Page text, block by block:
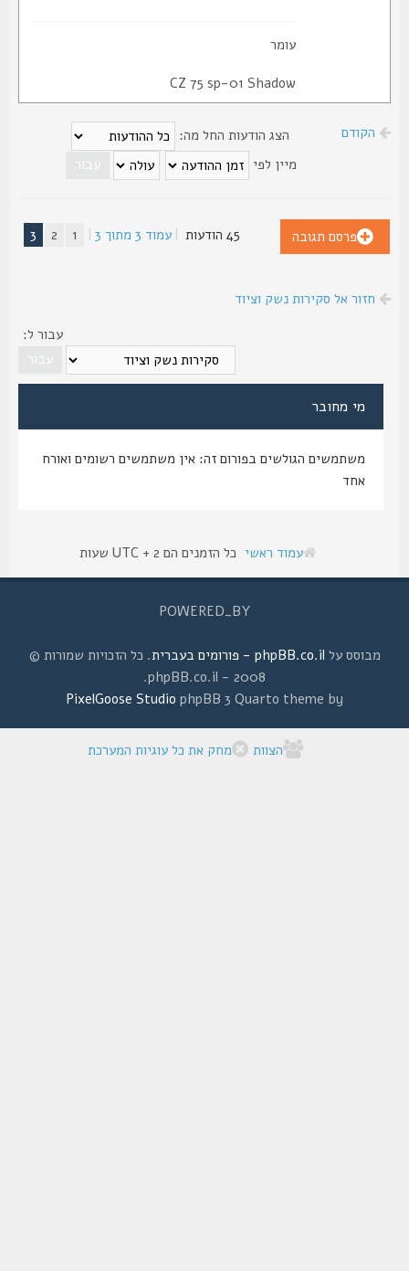
CZ 75 sp-01 Shadow
הקודם
הצג הודעות החל מה:
מיין לפי
פרסם תגובה |עמוד3מתוך3
|
1
חזור אל סקירות נשק וציוד
עבור ל:
מי מחובר
משתמשים הגולשים בפורום זה: אין משתמשים רשומים ואורח
עמוד ראשי כל הזמנים הם UTC + 2 שעות
POWERED_BY
מבוסס עלphpBB.co.il - פורומים בעברית
. כל הזכויות שמורות ©
2008 - phpBB.co.il.
phpBB 3 Quarto theme by
PixelGoose Studio
הצוות מחק את כל עוגיות המערכת